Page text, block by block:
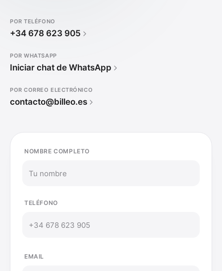
POR TELÉFONO
+34 678 623 905
POR WHATSAPP
Iniciar chat de WhatsApp
POR CORREO ELECTRÓNICO
contacto@billeo.es
NOMBRE COMPLETO
TELÉFONO
EMAIL